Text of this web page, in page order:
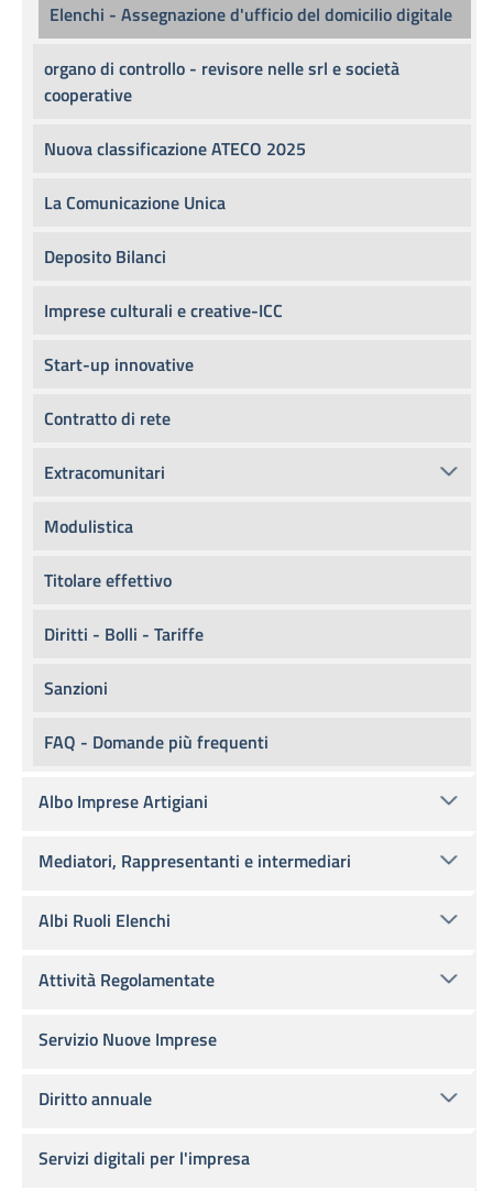
Elenchi - Assegnazione d'ufficio del domicilio digitale
organo di controllo - revisore nelle srl e società
cooperative
Nuova classificazione ATECO 2025
La Comunicazione Unica
Deposito Bilanci
Imprese culturali e creative-ICC
Start-up innovative
Contratto di rete
Extracomunitari
Modulistica
Titolare effettivo
Diritti - Bolli - Tariffe
Sanzioni
FAQ - Domande più frequenti
Albo Imprese Artigiani
Mediatori, Rappresentanti e intermediari
Albi Ruoli Elenchi
Attività Regolamentate
Servizio Nuove Imprese
Diritto annuale
Servizi digitali per l'impresa